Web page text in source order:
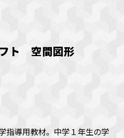
ト 空間図形
指導用教材。中学１年生の学